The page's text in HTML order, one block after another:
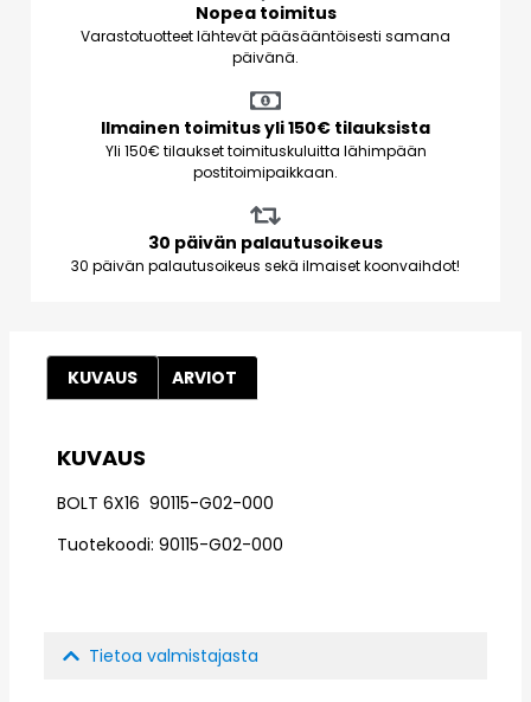
Nopea toimitus
Varastotuotteet lähtevät pääsääntöisesti samana
päivänä.
Ilmainen toimitus yli 150€ tilauksista
Yli 150€ tilaukset toimituskuluitta lähimpään
postitoimipaikkaan.
30 päivän palautusoikeus
30 päivän palautusoikeus sekä ilmaiset koonvaihdot!
KUVAUS ARVIOT
KUVAUS
BOLT 6X16 90115-G02-000
Tuotekoodi: 90115-G02-000
Tietoa valmistajasta